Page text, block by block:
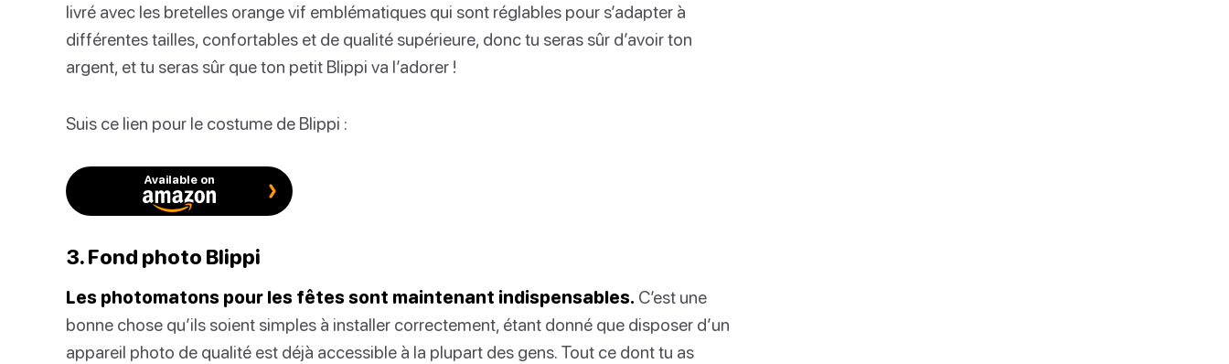
livré avec les bretelles orange vif emblématiques qui sont réglables pour s’adapter à
différentes tailles, confortables et de qualité supérieure, donc tu seras sûr d’avoir ton
argent, et tu seras sûr que ton petit Blippi va l’adorer !
Suis ce lien pour le costume de Blippi :
Available on
3. Fond photo Blippi
Les photomatons pour les fêtes sont maintenant indispensables. C’est une
bonne chose qu’ils soient simples à installer correctement, étant donné que disposer d’un
appareil photo de qualité est déjà accessible à la plupart des gens. Tout ce dont tu as